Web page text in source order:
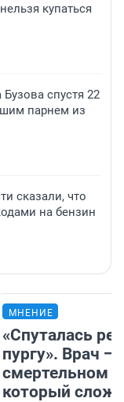
купаться
спустя 22
парнем из
сказали, что
на бензин
МНЕНИЕ
«Спуталась
пургу». Врач —
смертельном
который